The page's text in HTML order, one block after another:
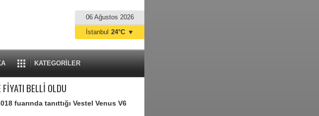
06 Ağustos 2026
KATEGORİLER
İstanbul 24°C ▼
BELLİ OLDU
fuarında tanıttığı Vestel Venus V6